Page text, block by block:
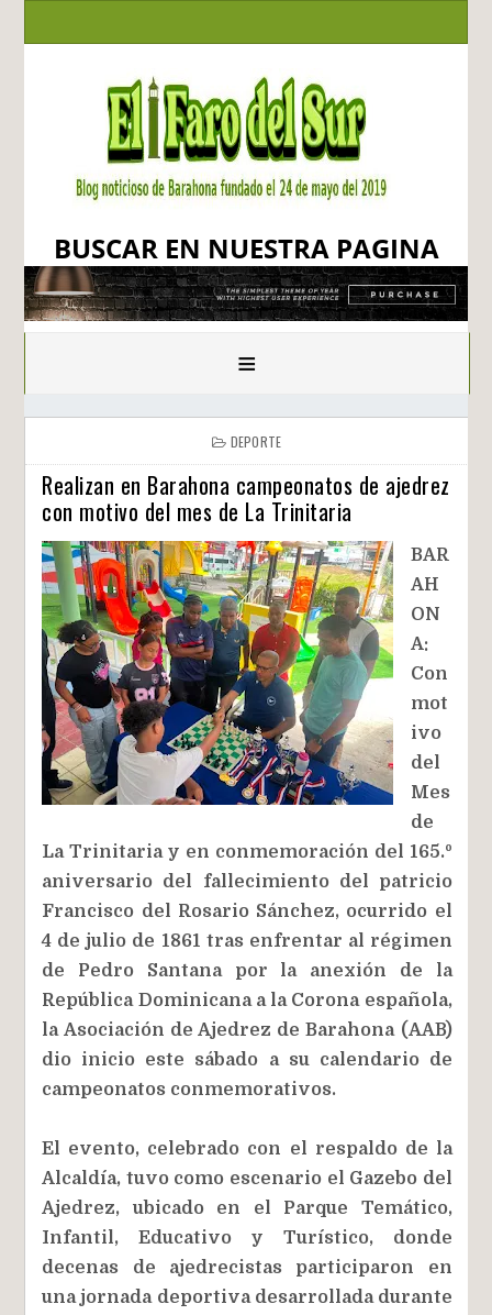
BUSCAR EN NUESTRA PAGINA
≡
DEPORTE
Realizan en Barahona campeonatos de ajedrez
con motivo del mes de La Trinitaria
BAR
AH
ON
A:
Con
mot
ivo
del
Mes
de
La Trinitaria y en conmemoración del 165.º
aniversario del fallecimiento del patricio
Francisco del Rosario Sánchez, ocurrido el
4 de julio de 1861 tras enfrentar al régimen
de Pedro Santana por la anexión de la
República Dominicana a la Corona española,
la Asociación de Ajedrez de Barahona (AAB)
dio inicio este sábado a su calendario de
campeonatos conmemorativos.
El evento, celebrado con el respaldo de la
Alcaldía, tuvo como escenario el Gazebo del
Ajedrez, ubicado en el Parque Temático,
Infantil, Educativo y Turístico, donde
decenas de ajedrecistas participaron en
una jornada deportiva desarrollada durante